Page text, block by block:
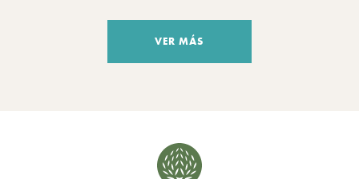
VER MÁS